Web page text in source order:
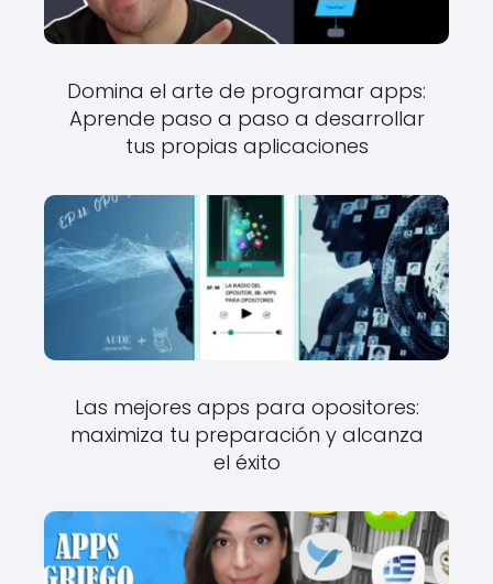
Domina el arte de programar apps:
Aprende paso a paso a desarrollar
tus propias aplicaciones
Las mejores apps para opositores:
maximiza tu preparación y alcanza
el éxito